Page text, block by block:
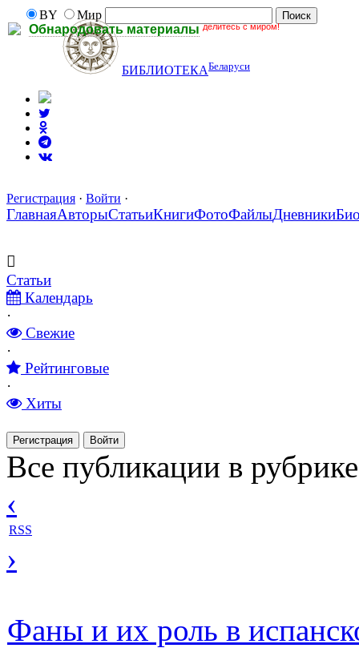
Обнародовать материалы делитесь с миром!
BY Мир
БИБЛИОТЕКАБеларуси
Регистрация · Войти ·
ГлавнаяАвторыСтатьиКнигиФотоФайлыДневники
Статьи
Календарь
·
Свежие
·
Рейтинговые
·
Хиты
Регистрация Войти
Все публикации в
‹
RSS
›
Фаны и их роль в